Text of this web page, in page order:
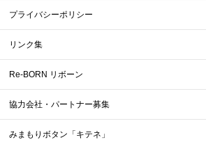
プライバシーポリシー
リンク集
Re-BORN リボーン
協力会社・パートナー募集
みまもりボタン「キテネ」